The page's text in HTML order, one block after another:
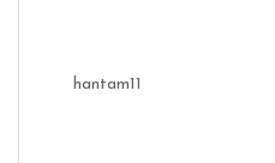
hantam11